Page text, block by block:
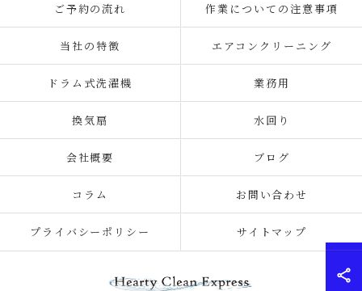
ご予約の流れ 作業についての注意事項
当社の特徴 エアコンクリーニング
ドラム式洗濯機 業務用
換気扇 水回り
会社概要 ブログ
コラム お問い合わせ
プライバシーポリシー サイトマップ